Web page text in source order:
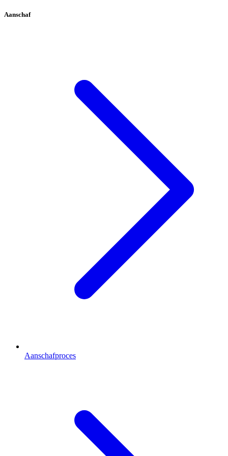
Aanschaf
Aanschafproces